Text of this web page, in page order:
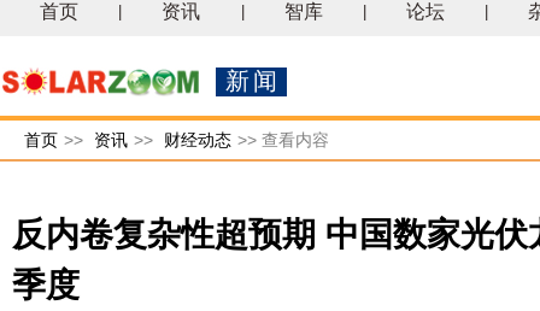
首页 资讯 智库 论坛
新闻
首页 >> 资讯 >> 财经动态 >> 查看内容
反内卷复杂性超预期 中国数家光
季度